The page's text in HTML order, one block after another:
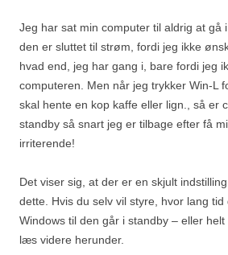
Jeg har sat min computer til aldrig at gå
den er sluttet til strøm, fordi jeg ikke
hvad end, jeg har gang i, bare fordi jeg
computeren. Men når jeg trykker Win-L
skal hente en kop kaffe eller lign., så er
standby så snart jeg er tilbage efter få
irriterende!
Det viser sig, at der er en skjult
dette. Hvis du selv vil styre, hvor lang
Windows til den går i standby – eller
læs videre herunder.